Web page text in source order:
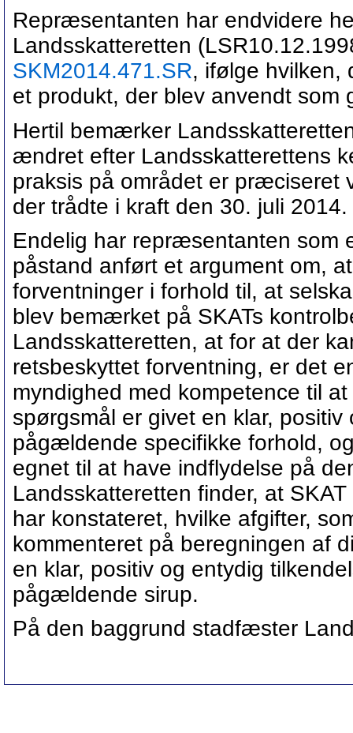
Repræsentanten har endvidere
Landsskatteretten
SKM2014.471.SR, ifølge hvilken,
et produkt, der blev anvendt som
Hertil bemærker
ændret efter Landsskatterettens
praksis på området er præciseret
der trådte i kraft den 30. juli 2014.
Endelig har repræsentanten
påstand anført et argument om,
forventninger i forhold til, at
blev bemærket på SKATs
Landsskatteretten, at for at der
retsbeskyttet forventning, er det
myndighed med kompetence til
spørgsmål er givet en klar,
pågældende specifikke forhold,
egnet til at have indflydelse på
Landsskatteretten finder, at
har konstateret, hvilke afgifter,
kommenteret på beregningen af
en klar, positiv og entydig
pågældende sirup.
På den baggrund stadfæster